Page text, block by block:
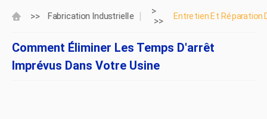
>> Fabrication Industrielle
>
>>
Entretien Et Réparation
Comment Éliminer Les Temps D'arrêt
Imprévus Dans Votre Usine